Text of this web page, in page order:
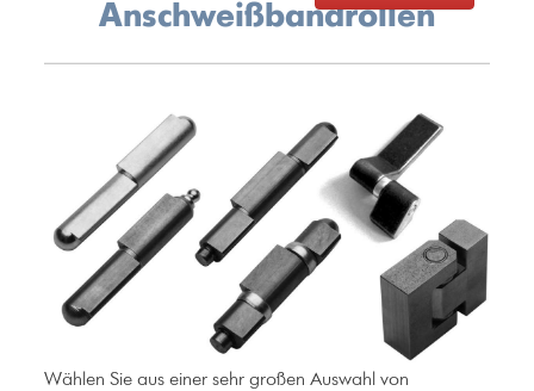
Anschweißbandrollen
Wählen Sie aus einer sehr großen Auswahl von